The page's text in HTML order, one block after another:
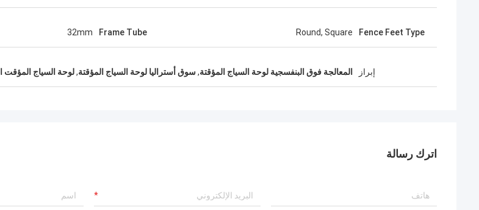
Fence Feet Type
Round, Square
Frame Tube
32mm
إبراز المعالجة فوق البنفسجية لوحة السياج المؤقتة,سوق أستراليا لوحة السياج المؤقتة,لوحة السياج المؤقت
اترك رسالة